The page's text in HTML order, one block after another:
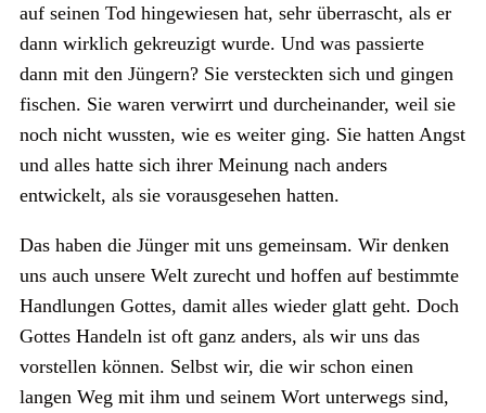
auf seinen Tod hingewiesen hat, sehr überrascht, als er
dann wirklich gekreuzigt wurde. Und was passierte
dann mit den Jüngern? Sie versteckten sich und gingen
fischen. Sie waren verwirrt und durcheinander, weil sie
noch nicht wussten, wie es weiter ging. Sie hatten Angst
und alles hatte sich ihrer Meinung nach anders
entwickelt, als sie vorausgesehen hatten.
Das haben die Jünger mit uns gemeinsam. Wir denken
uns auch unsere Welt zurecht und hoffen auf bestimmte
Handlungen Gottes, damit alles wieder glatt geht. Doch
Gottes Handeln ist oft ganz anders, als wir uns das
vorstellen können. Selbst wir, die wir schon einen
langen Weg mit ihm und seinem Wort unterwegs sind,